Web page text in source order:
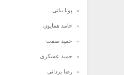
پویا بیاتی
حامد همایون
حمید صفت
حمید عسکری
رضا یزدانی